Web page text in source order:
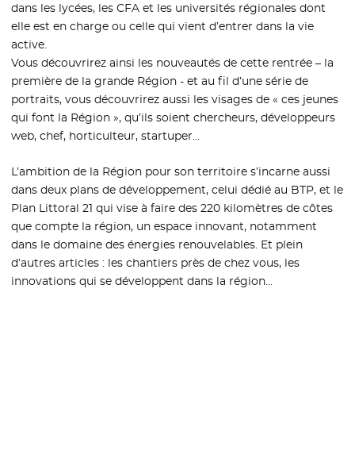
dans les lycées, les CFA et les universités régionales dont
elle est en charge ou celle qui vient d’entrer dans la vie
active.
Vous découvrirez ainsi les nouveautés de cette rentrée – la
première de la grande Région - et au fil d’une série de
portraits, vous découvrirez aussi les visages de « ces jeunes
qui font la Région », qu’ils soient chercheurs, développeurs
web, chef, horticulteur, startuper…
L’ambition de la Région pour son territoire s’incarne aussi
dans deux plans de développement, celui dédié au BTP, et le
Plan Littoral 21 qui vise à faire des 220 kilomètres de côtes
que compte la région, un espace innovant, notamment
dans le domaine des énergies renouvelables. Et plein
d’autres articles : les chantiers près de chez vous, les
innovations qui se développent dans la région…